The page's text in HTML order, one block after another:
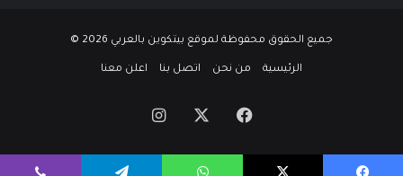
جميع الحقوق محفوظة لموقع بيتكوين بالعربي
الرئيسية من نحن اتصل بنا اعلن معنا
فيسبوك انستقرام